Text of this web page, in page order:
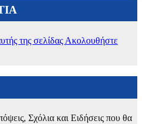
της σελίδας Ακολουθήστε
Σχόλια και Ειδήσεις που θα